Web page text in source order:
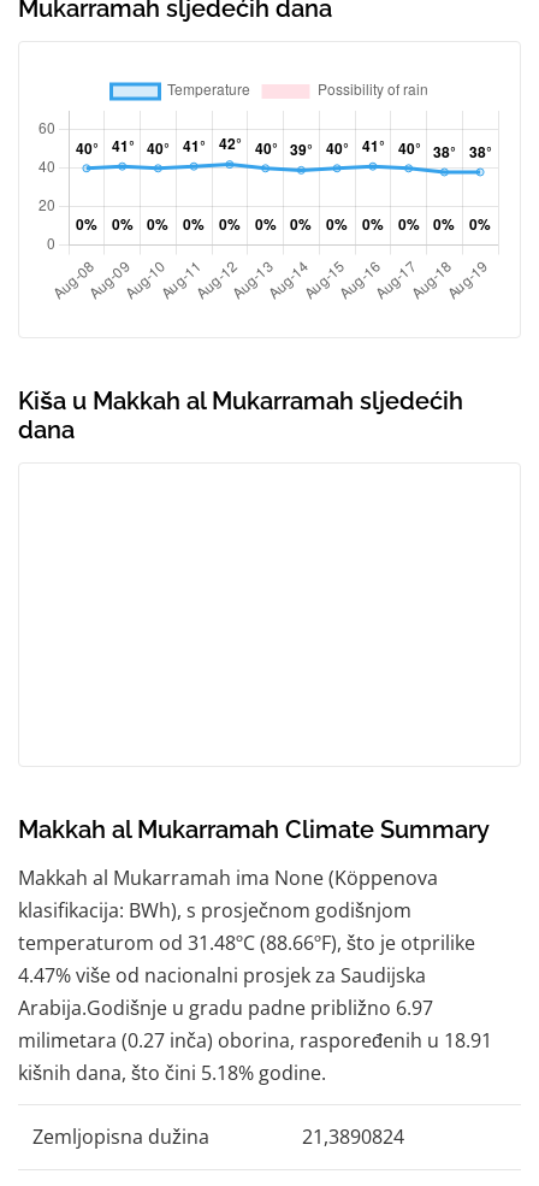
Mukarramah sljedećih dana
Kiša u Makkah al Mukarramah sljedećih
dana
Makkah al Mukarramah Climate Summary
Makkah al Mukarramah ima None (Köppenova
klasifikacija: BWh), s prosječnom godišnjom
temperaturom od 31.48ºC (88.66ºF), što je otprilike
4.47% više od nacionalni prosjek za Saudijska
Arabija.Godišnje u gradu padne približno 6.97
milimetara (0.27 inča) oborina, raspoređenih u 18.91
kišnih dana, što čini 5.18% godine.
Zemljopisna dužina 21,3890824